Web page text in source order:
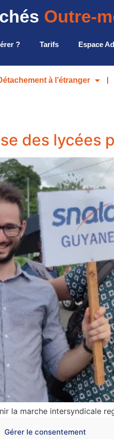
Gérer le consentement
Outre-
? Tarifs Espace
à l’étranger
des lycées
la marche intersyndicale